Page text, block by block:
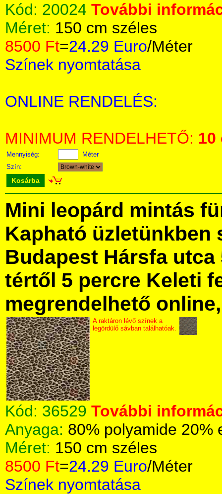
Kód: 20024 További
Méret: 150 cm széles
8500 Ft=24.29 Euro/Méter
Színek nyomtatása
ONLINE RENDELÉS:
MINIMUM RENDELHETŐ: 10
Mennyiség:
Méter
Szín:
Kosárba
Mini leopárd mintás
Kapható üzletünkben
Budapest Hársfa utca
tértől 5 percre Keleti
megrendelhető
A raktáron lévő színek a
legördülő sávban találhatóak.
Kód: 36529 További
Anyaga: 80% polyamide 20%
Méret: 150 cm széles
8500 Ft=24.29 Euro/Méter
Színek nyomtatása